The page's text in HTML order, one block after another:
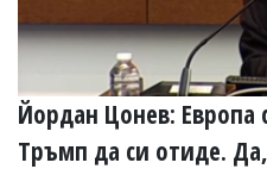
Йордан Цонев: Европа
Тръмп да си отиде.